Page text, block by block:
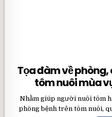
Tọa đàm về
tôm nuôi mùa
Nhằm giúp người nuôi tôm
phòng bệnh trên tôm nuôi,